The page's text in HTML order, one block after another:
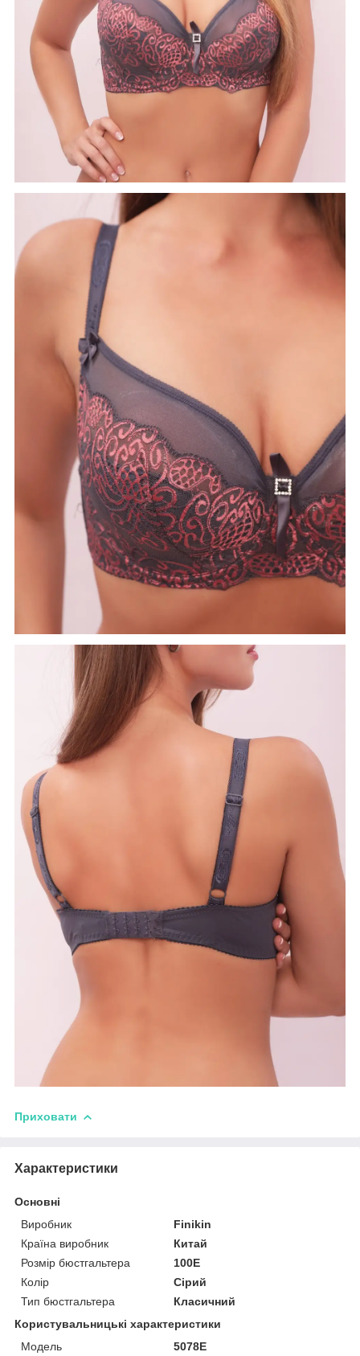
Приховати
Характеристики
Основні
Виробник
Finikin
Країна виробник
Китай
Розмір бюстгальтера
100E
Колір
Сірий
Тип бюстгальтера
Класичний
Користувальницькі характеристики
Модель
5078E